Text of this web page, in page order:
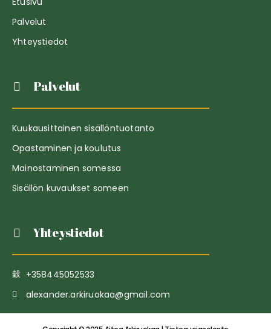
Palvelut
Yhteystiedot
Palvelut
Kuukausittainen sisällöntuotanto
Opastaminen ja koulutus
Mainostaminen somessa
Sisällön kuvaukset someen
Yhteystiedot
+358445052533
alexander.arkiruokaa@gmail.com